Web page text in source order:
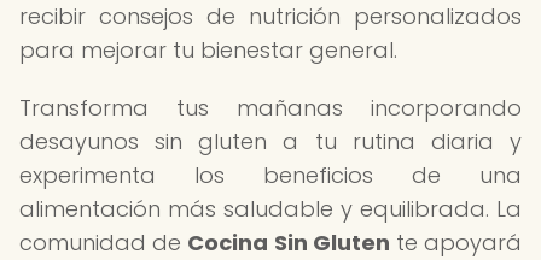
recibir consejos de nutrición personalizados
para mejorar tu bienestar general.
Transforma tus mañanas incorporando
desayunos sin gluten a tu rutina diaria y
experimenta los beneficios de una
alimentación más saludable y equilibrada. La
comunidad de Cocina Sin Gluten te apoyará